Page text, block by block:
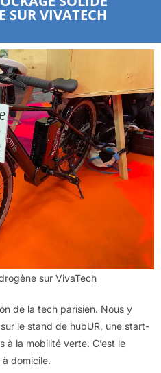
SUR VIVATECH
sur VivaTech
de la tech parisien. Nous y
le stand de hubUR, une start-
à la mobilité verte. C’est le
domicile.